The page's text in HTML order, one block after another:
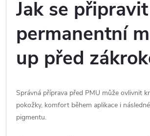
Jak se
permanentní
up před
Správná příprava před PMU může ovlivnit
pokožky, komfort během aplikace i
pigmentu.